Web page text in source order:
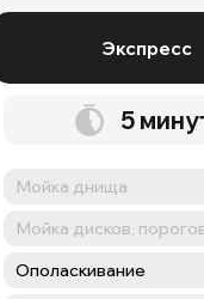
Экспресс
5
Мойка днища
Мойка дисков,
Ополаскивание